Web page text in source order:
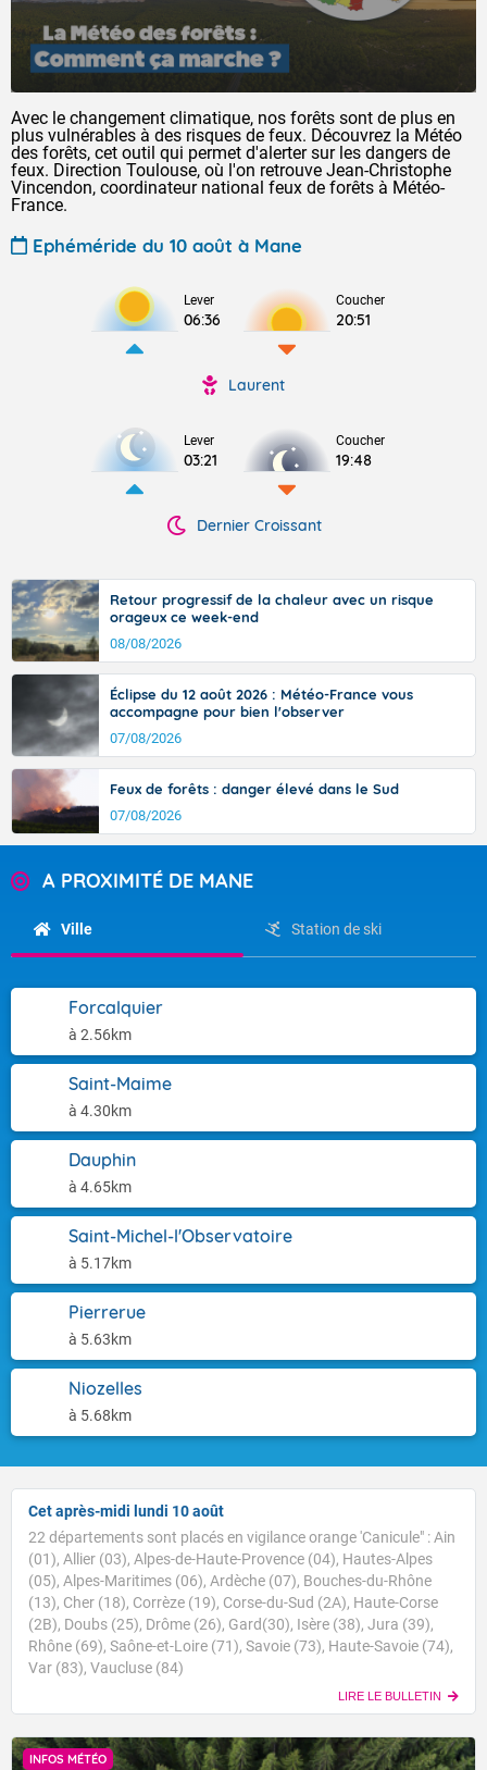
Avec le changement climatique, nos forêts sont de plus en
plus vulnérables à des risques de feux. Découvrez la Météo
des forêts, cet outil qui permet d'alerter sur les dangers de
feux. Direction Toulouse, où l'on retrouve Jean-Christophe
Vincendon, coordinateur national feux de forêts à Météo-
France.
Ephéméride du 10 août à Mane
Lever
06:36
Coucher
20:51
Laurent
Lever
03:21
Coucher
19:48
Dernier Croissant
Retour progressif de la chaleur avec un risque
orageux ce week-end
08/08/2026
Éclipse du 12 août 2026 : Météo-France vous
accompagne pour bien l'observer
07/08/2026
Feux de forêts : danger élevé dans le Sud
07/08/2026
A PROXIMITÉ DE MANE
Ville Station de ski
Forcalquier
à 2.56km
Saint-Maime
à 4.30km
Dauphin
à 4.65km
Saint-Michel-l'Observatoire
à 5.17km
Pierrerue
à 5.63km
Niozelles
à 5.68km
Cet après-midi lundi 10 août
22 départements sont placés en vigilance orange 'Canicule" : Ain
(01), Allier (03), Alpes-de-Haute-Provence (04), Hautes-Alpes
(05), Alpes-Maritimes (06), Ardèche (07), Bouches-du-Rhône
(13), Cher (18), Corrèze (19), Corse-du-Sud (2A), Haute-Corse
(2B), Doubs (25), Drôme (26), Gard(30), Isère (38), Jura (39),
Rhône (69), Saône-et-Loire (71), Savoie (73), Haute-Savoie (74),
Var (83), Vaucluse (84)
LIRE LE BULLETIN
INFOS MÉTÉO